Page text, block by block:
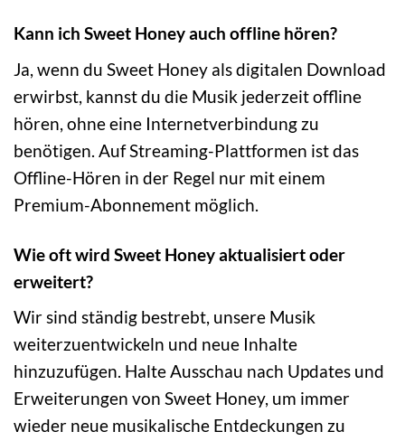
Kann ich Sweet Honey auch offline hören?
Ja, wenn du Sweet Honey als digitalen Download
erwirbst, kannst du die Musik jederzeit offline
hören, ohne eine Internetverbindung zu
benötigen. Auf Streaming-Plattformen ist das
Offline-Hören in der Regel nur mit einem
Premium-Abonnement möglich.
Wie oft wird Sweet Honey aktualisiert oder
erweitert?
Wir sind ständig bestrebt, unsere Musik
weiterzuentwickeln und neue Inhalte
hinzuzufügen. Halte Ausschau nach Updates und
Erweiterungen von Sweet Honey, um immer
wieder neue musikalische Entdeckungen zu